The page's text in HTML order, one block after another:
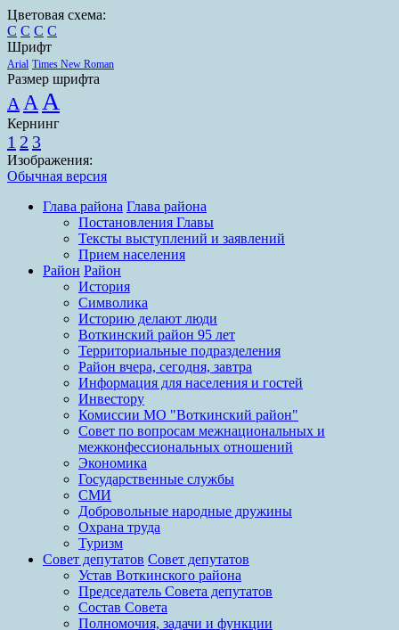
Цветовая схема:
C C C C
Шрифт
Arial Times New Roman
Размер шрифта
A A A
Кернинг
1 2 3
Изображения:
Обычная версия
Глава района Глава района
Постановления Главы
Тексты выступлений и заявлений
Прием населения
Район Район
История
Символика
Историю делают люди
Воткинский район 95 лет
Территориальные подразделения
Район вчера, сегодня, завтра
Информация для населения и гостей
Инвестору
Комиссии МО "Воткинский район"
Совет по вопросам межнациональных и
межконфессиональных отношений
Экономика
Государственные службы
СМИ
Добровольные народные дружины
Охрана труда
Туризм
Совет депутатов Совет депутатов
Устав Воткинского района
Председатель Совета депутатов
Состав Совета
Полномочия, задачи и функции